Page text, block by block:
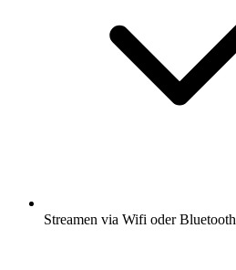
Streamen via Wifi oder Bluetooth